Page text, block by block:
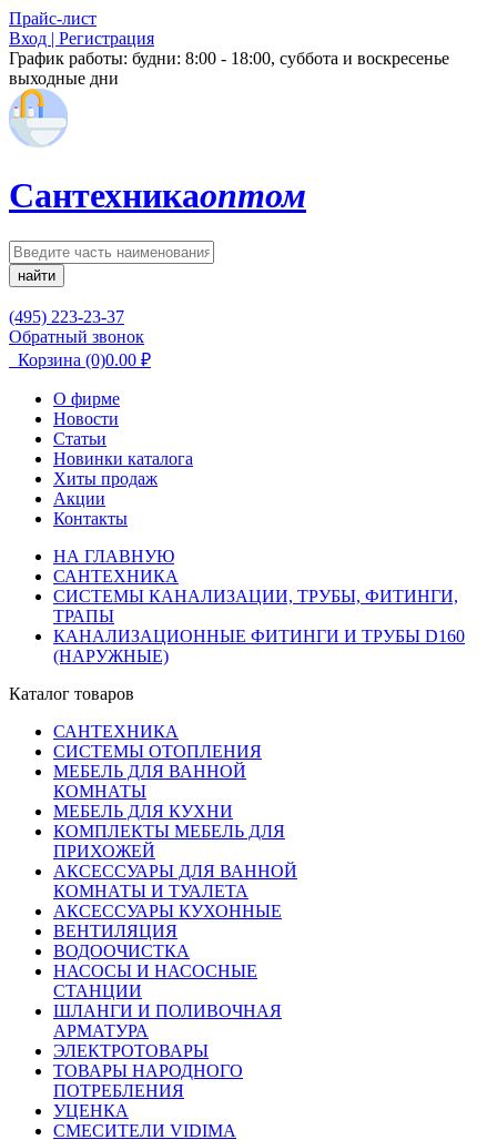
Прайс-лист
Вход | Регистрация
График работы: будни: 8:00 - 18:00, суббота и воскресенье
выходные дни
Сантехникаоптом
найти
(495) 223-23-37
Обратный звонок
Корзина (0)0.00 ₽
О фирме
Новости
Статьи
Новинки каталога
Хиты продаж
Акции
Контакты
НА ГЛАВНУЮ
САНТЕХНИКА
СИСТЕМЫ КАНАЛИЗАЦИИ, ТРУБЫ, ФИТИНГИ,
ТРАПЫ
КАНАЛИЗАЦИОННЫЕ ФИТИНГИ И ТРУБЫ D160
(НАРУЖНЫЕ)
Каталог товаров
САНТЕХНИКА
СИСТЕМЫ ОТОПЛЕНИЯ
МЕБЕЛЬ ДЛЯ ВАННОЙ
КОМНАТЫ
МЕБЕЛЬ ДЛЯ КУХНИ
КОМПЛЕКТЫ МЕБЕЛЬ ДЛЯ
ПРИХОЖЕЙ
АКСЕССУАРЫ ДЛЯ ВАННОЙ
КОМНАТЫ И ТУАЛЕТА
АКСЕССУАРЫ КУХОННЫЕ
ВЕНТИЛЯЦИЯ
ВОДООЧИСТКА
НАСОСЫ И НАСОСНЫЕ
СТАНЦИИ
ШЛАНГИ И ПОЛИВОЧНАЯ
АРМАТУРА
ЭЛЕКТРОТОВАРЫ
ТОВАРЫ НАРОДНОГО
ПОТРЕБЛЕНИЯ
УЦЕНКА
СМЕСИТЕЛИ VIDIMA